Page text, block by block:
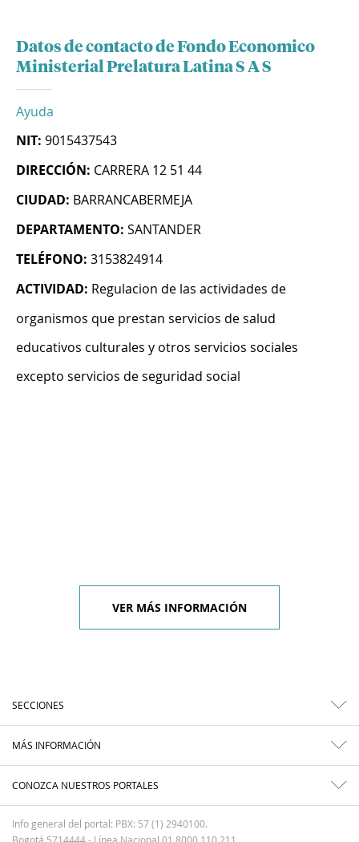
Datos de contacto de Fondo Economico
Ministerial Prelatura Latina S A S
Ayuda
NIT: 9015437543
DIRECCIÓN: CARRERA 12 51 44
CIUDAD: BARRANCABERMEJA
DEPARTAMENTO: SANTANDER
TELÉFONO: 3153824914
ACTIVIDAD: Regulacion de las actividades de
organismos que prestan servicios de salud
educativos culturales y otros servicios sociales
excepto servicios de seguridad social
VER MÁS INFORMACIÓN
SECCIONES
MÁS INFORMACIÓN
CONOZCA NUESTROS PORTALES
Info general del portal: PBX: 57 (1) 2940100.